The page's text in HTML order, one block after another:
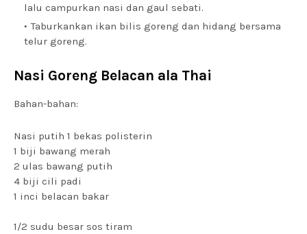
lalu campurkan nasi dan gaul sebati.
Taburkankan ikan bilis goreng dan hidang bersama
telur goreng.
Nasi Goreng Belacan ala Thai
Bahan-bahan:
Nasi putih 1 bekas polisterin
1 biji bawang merah
2 ulas bawang putih
4 biji cili padi
1 inci belacan bakar
1/2 sudu besar sos tiram